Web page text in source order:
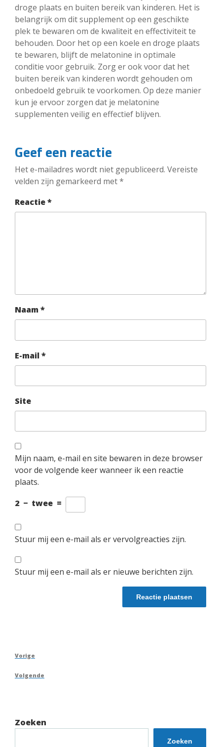
droge plaats en buiten bereik van kinderen. Het is
belangrijk om dit supplement op een geschikte
plek te bewaren om de kwaliteit en effectiviteit te
behouden. Door het op een koele en droge plaats
te bewaren, blijft de melatonine in optimale
conditie voor gebruik. Zorg er ook voor dat het
buiten bereik van kinderen wordt gehouden om
onbedoeld gebruik te voorkomen. Op deze manier
kun je ervoor zorgen dat je melatonine
supplementen veilig en effectief blijven.
Geef een reactie
Het e-mailadres wordt niet gepubliceerd. Vereiste
velden zijn gemarkeerd met*
Reactie*
Naam *
E-mail *
Site
Mijn naam, e-mail en site bewaren in deze browser
voor de volgende keer wanneer ik een reactie
plaats.
2 − twee =
Stuur mij een e-mail als er vervolgreacties zijn.
Stuur mij een e-mail als er nieuwe berichten zijn.
Berichtnavigatie
Vorig
Vorige
Volgend
Volgende
Zoeken
Zoeken